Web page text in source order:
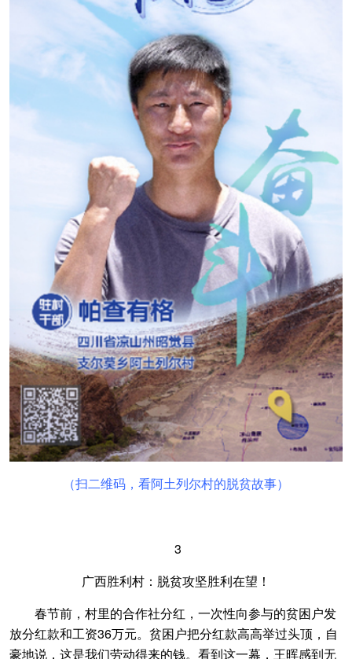
（扫二维码，看阿土列尔村的脱贫故事）
3
广西胜利村：脱贫攻坚胜利在望！
春节前，村里的合作社分红，一次性向参与的贫困户发
放分红款和工资36万元。贫困户把分红款高高举过头顶，自
豪地说，这是我们劳动得来的钱。看到这一幕，王晖感到无